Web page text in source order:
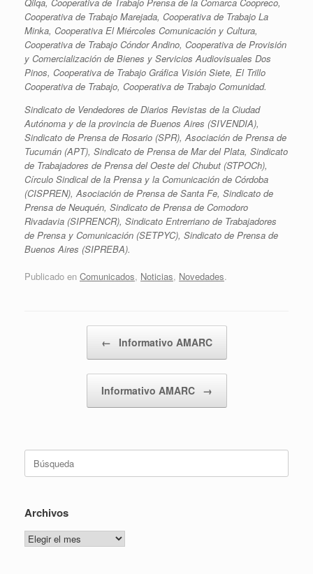
Cooperativa de Trabajo Marejada, Cooperativa de Trabajo La
Minka, Cooperativa El Miércoles Comunicación y Cultura,
Cooperativa de Trabajo Cóndor Andino, Cooperativa de Provisión
y Comercialización de Bienes y Servicios Audiovisuales Dos
Pinos, Cooperativa de Trabajo Gráfica Visión Siete, El Trillo
Cooperativa de Trabajo, Cooperativa de Trabajo Comunidad.
Sindicato de Vendedores de Diarios Revistas de la Ciudad
Autónoma y de la provincia de Buenos Aires (SIVENDIA),
Sindicato de Prensa de Rosario (SPR), Asociación de Prensa de
Tucumán (APT), Sindicato de Prensa de Mar del Plata, Sindicato
de Trabajadores de Prensa del Oeste del Chubut (STPOCh),
Círculo Sindical de la Prensa y la Comunicación de Córdoba
(CISPREN), Asociación de Prensa de Santa Fe, Sindicato de
Prensa de Neuquén, Sindicato de Prensa de Comodoro
Rivadavia (SIPRENCR), Sindicato Entrerriano de Trabajadores
de Prensa y Comunicación (SETPYC), Sindicato de Prensa de
Buenos Aires (SIPREBA).
Publicado en Comunicados, Noticias, Novedades.
← Informativo AMARC
Informativo AMARC →
Archivos
Archivos